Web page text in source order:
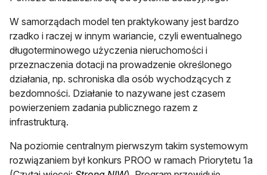
W samorządach model ten praktykowany jest bardzo
rzadko i raczej w innym wariancie, czyli ewentualnego
długoterminowego użyczenia nieruchomości i
przeznaczenia dotacji na prowadzenie określonego
działania, np. schroniska dla osób wychodzących z
bezdomności. Działanie to nazywane jest czasem
powierzeniem zadania publicznego razem z
infrastrukturą.
Na poziomie centralnym pierwszym takim systemowym
rozwiązaniem był konkurs PROO w ramach Priorytetu 1a